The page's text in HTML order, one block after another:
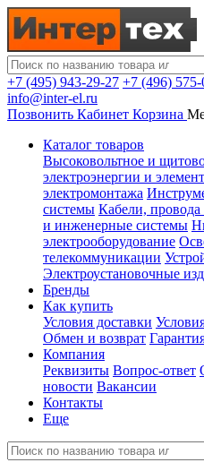
+7 (495) 943-29-27 +7 (496)
info@inter-el.ru
Позвонить Кабинет Корзина
Каталог товаров
Высоковольтное и
электроэнергии и
электромонтажа
системы Кабели, провода
и инженерные системы
электрооборудование
телекоммуникации
Электроустановочные
Бренды
Как купить
Условия доставки
Обмен и возврат
Компания
Реквизиты Вопрос-ответ
новости Вакансии
Контакты
Еще